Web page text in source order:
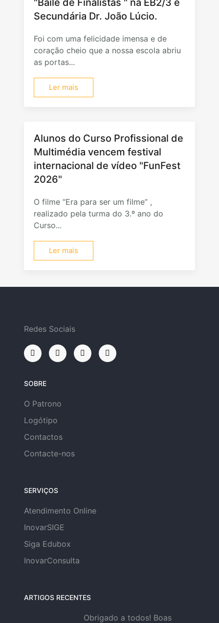
"Baile de Finalistas " na EB2/3 e
Secundária Dr. João Lúcio.
Foi com uma felicidade imensa e de
coração cheio que a nossa escola abriu
as portas...
Ler mais
Alunos do Curso Profissional de
Multimédia vencem festival
internacional de vídeo "FunFest
2026"
O filme “Era para ser um filme” ,
realizado pela turma do 3.º ano do
Curso...
Ler mais
Redes Sociais
SOBRE
O Patrono
Logótipo
Contactos
Contacte-nos
SERVIÇOS
Atendimento Online
InovarSIGE
Siga Edubox
InovarConsulta
ARTIGOS RECENTES
Obrigado a todos! Boas